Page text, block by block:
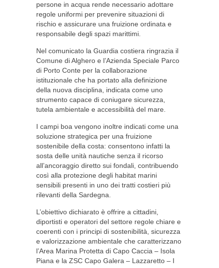
persone in acqua rende necessario adottare
regole uniformi per prevenire situazioni di
rischio e assicurare una fruizione ordinata e
responsabile degli spazi marittimi.
Nel comunicato la Guardia costiera ringrazia il
Comune di Alghero e l’Azienda Speciale Parco
di Porto Conte per la collaborazione
istituzionale che ha portato alla definizione
della nuova disciplina, indicata come uno
strumento capace di coniugare sicurezza,
tutela ambientale e accessibilità del mare.
I campi boa vengono inoltre indicati come una
soluzione strategica per una fruizione
sostenibile della costa: consentono infatti la
sosta delle unità nautiche senza il ricorso
all’ancoraggio diretto sui fondali, contribuendo
così alla protezione degli habitat marini
sensibili presenti in uno dei tratti costieri più
rilevanti della Sardegna.
L’obiettivo dichiarato è offrire a cittadini,
diportisti e operatori del settore regole chiare e
coerenti con i principi di sostenibilità, sicurezza
e valorizzazione ambientale che caratterizzano
l’Area Marina Protetta di Capo Caccia – Isola
Piana e la ZSC Capo Galera – Lazzaretto – I